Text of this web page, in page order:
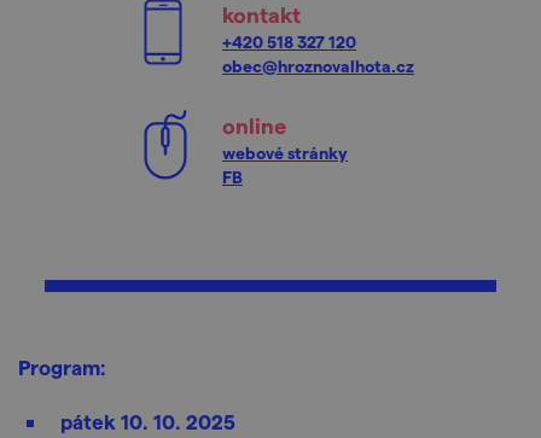
kontakt
+420 518 327 120
obec@hroznovalhota.cz
online
webové stránky
FB
Program:
pátek 10. 10. 2025